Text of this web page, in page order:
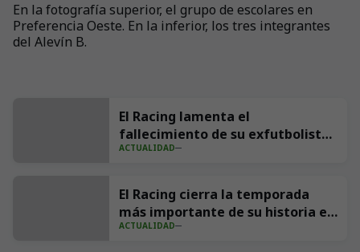
En la fotografía superior, el grupo de escolares en
Preferencia Oeste. En la inferior, los tres integrantes
del Alevín B.
El Racing lamenta el
fallecimiento de su exfutbolista
Andrés Parada ‘Suco’
ACTUALIDAD
El Racing cierra la temporada
más importante de su historia en
redes con 539 millones de
ACTUALIDAD